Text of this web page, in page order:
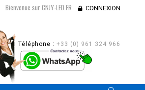
Bienvenue sur CNJY-LED.FR CONNEXION
Téléphone : +33 (0) 961 324 966